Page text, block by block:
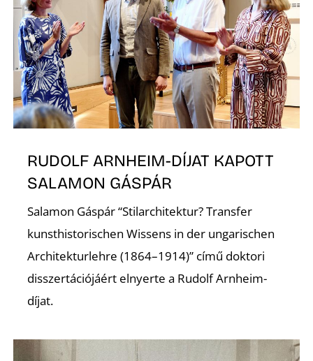
RUDOLF ARNHEIM-DÍJAT KAPOTT
SALAMON GÁSPÁR
Salamon Gáspár “Stilarchitektur? Transfer
kunsthistorischen Wissens in der ungarischen
Architekturlehre (1864–1914)” című doktori
disszertációjáért elnyerte a Rudolf Arnheim-
díjat.